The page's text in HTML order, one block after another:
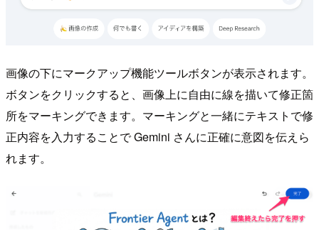
画像の下にマークアップ機能ツールボタンが表示されます。
ボタンをクリックすると、画像上に自由に線を描いて修正箇
所をマーキングできます。マーキングと一緒にテキストで修
正内容を入力することで Gemini さんに正確に意図を伝えら
れます。